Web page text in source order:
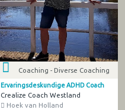
Coaching - Diverse Coaching
Ervaringsdeskundige ADHD Coach
Crealize Coach Westland
Hoek van Holland